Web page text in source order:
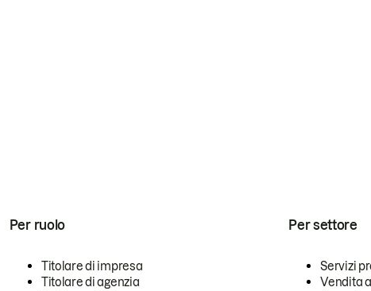
Per ruolo
Titolare di impresa
Titolare di agenzia
Per settore
Servizi
Vendita